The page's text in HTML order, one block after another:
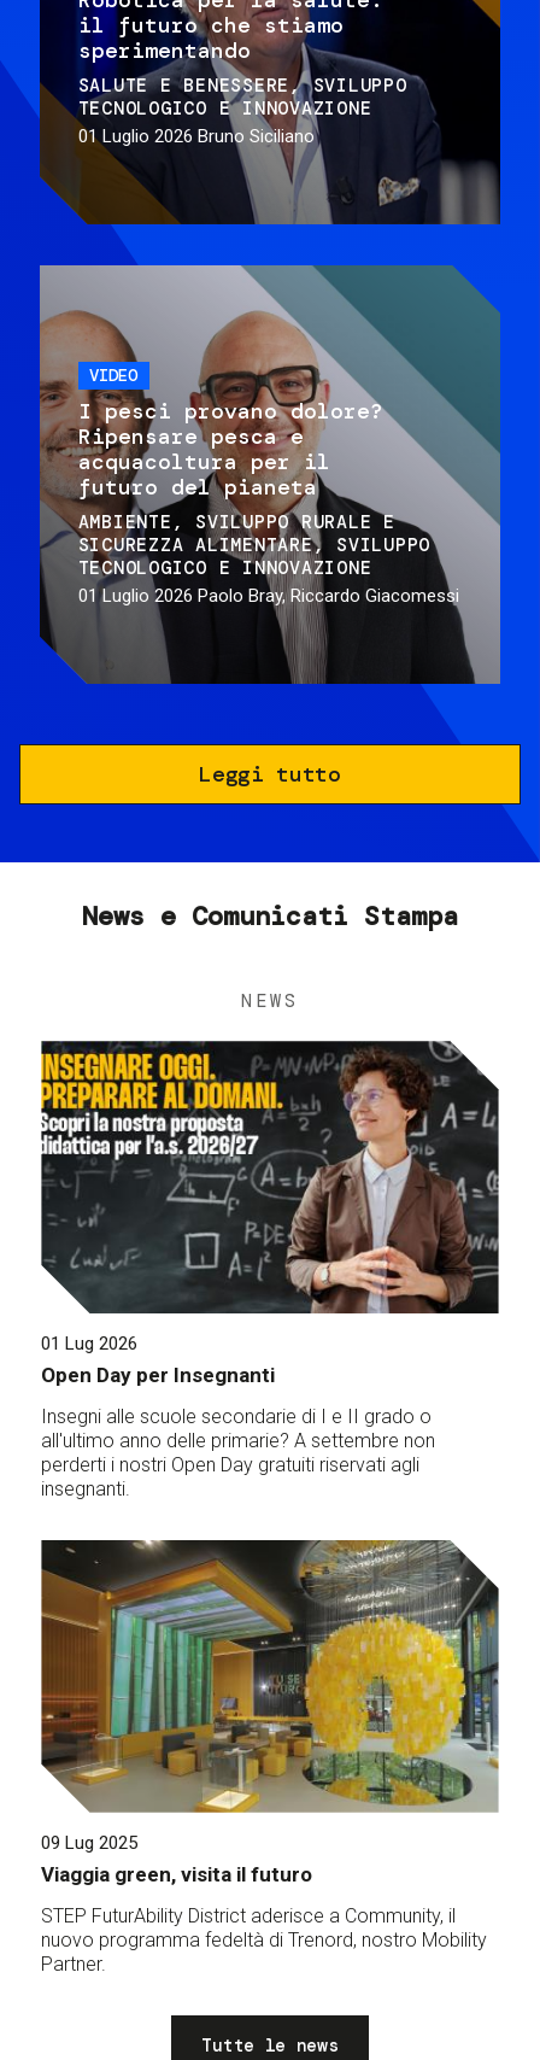
il futuro che stiamo
sperimentando
SALUTE E BENESSERE
SVILUPPO
TECNOLOGICO E INNOVAZIONE
01 Luglio 2026 Bruno Siciliano
VIDEO
I pesci provano dolore?
Ripensare pesca e
acquacoltura per il
futuro del pianeta
AMBIENTE
SVILUPPO RURALE E
SICUREZZA ALIMENTARE
SVILUPPO
TECNOLOGICO E INNOVAZIONE
01 Luglio 2026 Paolo Bray, Riccardo Giacomessi
Leggi tutto
News e Comunicati Stampa
NEWS
01 Lug 2026
Open Day per Insegnanti
Insegni alle scuole secondarie di I e II grado o
all'ultimo anno delle primarie? A settembre non
perderti i nostri Open Day gratuiti riservati agli
insegnanti.
09 Lug 2025
Viaggia green, visita il futuro
STEP FuturAbility District aderisce a Community, il
nuovo programma fedeltà di Trenord, nostro Mobility
Partner.
Tutte le news